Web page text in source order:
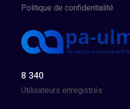
Politique de confidentialité
8 340
Utilisateurs enregistrés